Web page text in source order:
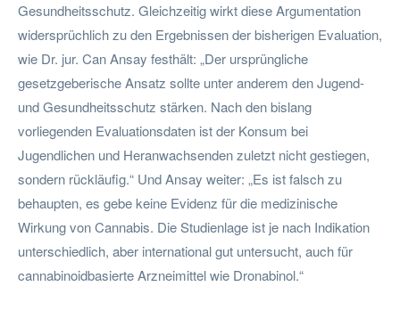
Gesundheitsschutz. Gleichzeitig wirkt diese Argumentation
widersprüchlich zu den Ergebnissen der bisherigen Evaluation,
wie Dr. jur. Can Ansay festhält: „Der ursprüngliche
gesetzgeberische Ansatz sollte unter anderem den Jugend-
und Gesundheitsschutz stärken. Nach den bislang
vorliegenden Evaluationsdaten ist der Konsum bei
Jugendlichen und Heranwachsenden zuletzt nicht gestiegen,
sondern rückläufig.“ Und Ansay weiter: „Es ist falsch zu
behaupten, es gebe keine Evidenz für die medizinische
Wirkung von Cannabis. Die Studienlage ist je nach Indikation
unterschiedlich, aber international gut untersucht, auch für
cannabinoidbasierte Arzneimittel wie Dronabinol.“